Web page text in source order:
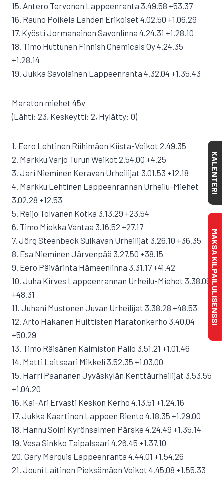
15. Antero Tervonen Lappeenranta 3.49.58 +53.37
16. Rauno Poikela Lahden Erikoiset 4.02.50 +1.06.29
17. Kyösti Jormanainen Savonlinna 4.24.31 +1.28.10
18. Timo Huttunen Finnish Chemicals Oy 4.24.35
+1.28.14
19. Jukka Savolainen Lappeenranta 4.32.04 +1.35.43
Maraton miehet 45v
(Lähti: 23, Keskeytti: 2, Hylätty: 0)
1. Eero Lehtinen Riihimäen Kiista-Veikot 2.49.35
2. Markku Varjo Turun Weikot 2.54.00 +4.25
3. Jari Nieminen Keravan Urheilijat 3.01.53 +12.18
4. Markku Lehtinen Lappeenrannan Urheilu-Miehet
3.02.28 +12.53
5. Reijo Tolvanen Kotka 3.13.29 +23.54
6. Timo Miekka Vantaa 3.16.52 +27.17
7. Jörg Steenbeck Sulkavan Urheilijat 3.26.10 +36.35
8. Esa Nieminen Järvenpää 3.27.50 +38.15
9. Eero Päivärinta Hämeenlinna 3.31.17 +41.42
10. Juha Kirves Lappeenrannan Urheilu-Miehet 3.38.06
+48.31
11. Juhani Mustonen Juvan Urheilijat 3.38.28 +48.53
12. Arto Hakanen Huittisten Maratonkerho 3.40.04
+50.29
13. Timo Räisänen Kalmiston Pallo 3.51.21 +1.01.46
14. Matti Laitsaari Mikkeli 3.52.35 +1.03.00
15. Harri Paananen Jyväskylän Kenttäurheilijat 3.53.55
+1.04.20
16. Kai-Ari Ervasti Keskon Kerho 4.13.51 +1.24.16
17. Jukka Kaartinen Lappeen Riento 4.18.35 +1.29.00
18. Hannu Soini Kyrönsalmen Pärske 4.24.49 +1.35.14
19. Vesa Sinkko Taipalsaari 4.26.45 +1.37.10
20. Gary Marquis Lappeenranta 4.44.01 +1.54.26
21. Jouni Laitinen Pieksämäen Veikot 4.45.08 +1.55.33
KALENTERI
MAKSA KILPAILULISENSSI